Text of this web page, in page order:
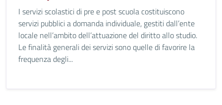
I servizi scolastici di pre e post scuola costituiscono
servizi pubblici a domanda individuale, gestiti dall’ente
locale nell’ambito dell’attuazione del diritto allo studio.
Le finalità generali dei servizi sono quelle di favorire la
frequenza degli...